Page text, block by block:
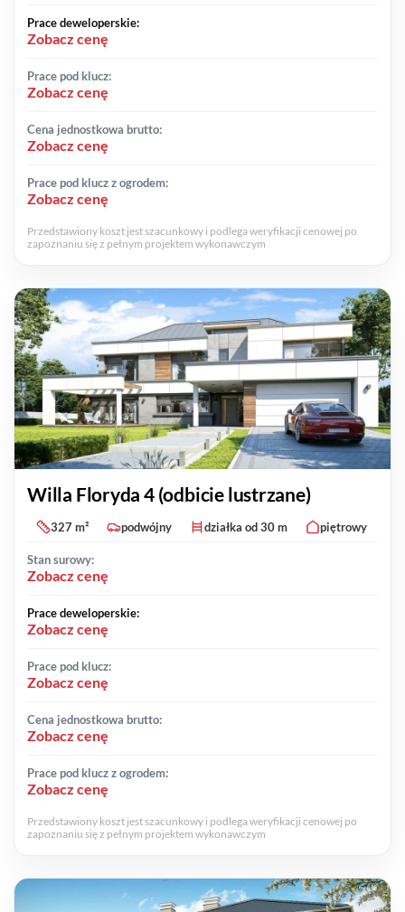
Prace deweloperskie:
Zobacz cenę
Prace pod klucz:
Zobacz cenę
Cena jednostkowa brutto:
Zobacz cenę
Prace pod klucz z ogrodem:
Zobacz cenę
Przedstawiony koszt jest szacunkowy i podlega weryfikacji cenowej po
zapoznaniu się z pełnym projektem wykonawczym
Willa Floryda 4 (odbicie lustrzane)
327 m² podwójny działka od 30 m piętrowy
Stan surowy:
Zobacz cenę
Prace deweloperskie:
Zobacz cenę
Prace pod klucz:
Zobacz cenę
Cena jednostkowa brutto:
Zobacz cenę
Prace pod klucz z ogrodem:
Zobacz cenę
Przedstawiony koszt jest szacunkowy i podlega weryfikacji cenowej po
zapoznaniu się z pełnym projektem wykonawczym